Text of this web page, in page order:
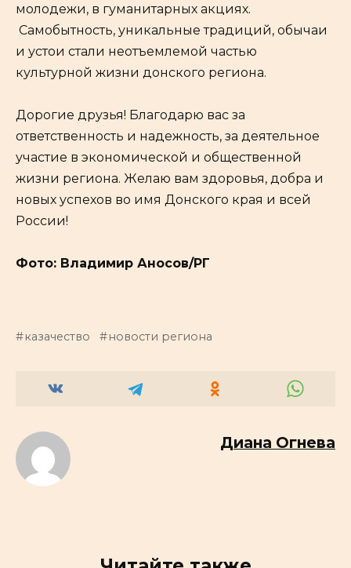
молодежи, в гуманитарных акциях.
Самобытность, уникальные традиций, обычаи
и устои стали неотъемлемой частью
культурной жизни донского региона.
Дорогие друзья! Благодарю вас за
ответственность и надежность, за деятельное
участие в экономической и общественной
жизни региона. Желаю вам здоровья, добра и
новых успехов во имя Донского края и всей
России!
Фото: Владимир Аносов/РГ
казачество новости региона
Диана Огнева